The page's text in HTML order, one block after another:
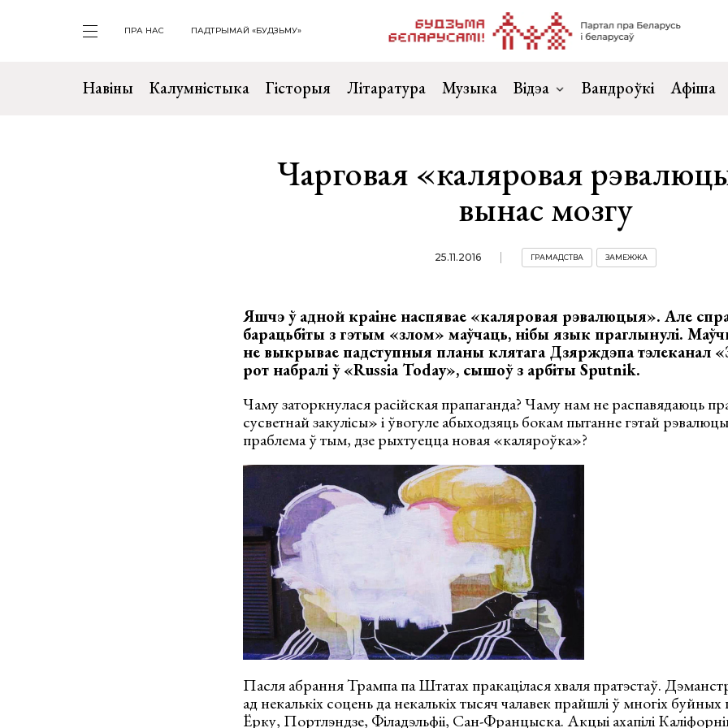
ПРА НАС ПАДТРЫМАЙ «БУДЗЬМУ»
Навіны Калумністыка Гісторыя Літаратура Музыка Відэа Вандроўкі Афіша
Чарговая «каляровая
вынас мозгу
25.11.2016 ГРАМАДСТВА ЗАМЕЖЖА
Яшчэ ў адной краіне наспявае «каляровая рэвалюцыя». Але
барацьбіты з гэтым «злом» маўчаць, нібы язык праглынулі.
не выкрывае падступныя планы клятага Дзярждэпа тэлеканал
рот набралі ў «Russia Today», сышоў з арбіты Sputnik.
Чаму заторкнулася расійская прапаганда? Чаму нам не распавядаюць
сусветнай закулісы» і ўвогуле абыходзяць бокам пытанне гэтай
праблема ў тым, дзе рыхтуецца новая «каляроўка»?
Пасля абрання Трампа па Штатах пракацілася хваля пратэстаў.
ад некалькіх соцень да некалькіх тысяч чалавек прайшлі ў многіх
Ёрку, Портлэндзе, Філадэльфіі, Сан-Францыска. Акцыі ахапілі